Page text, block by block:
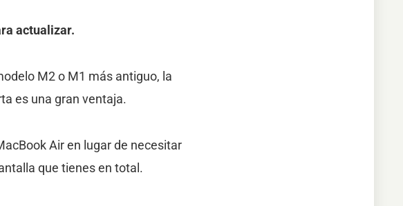
actualizar.
M2 o M1 más antiguo, la
es una gran ventaja.
Air en lugar de necesitar
que tienes en total.